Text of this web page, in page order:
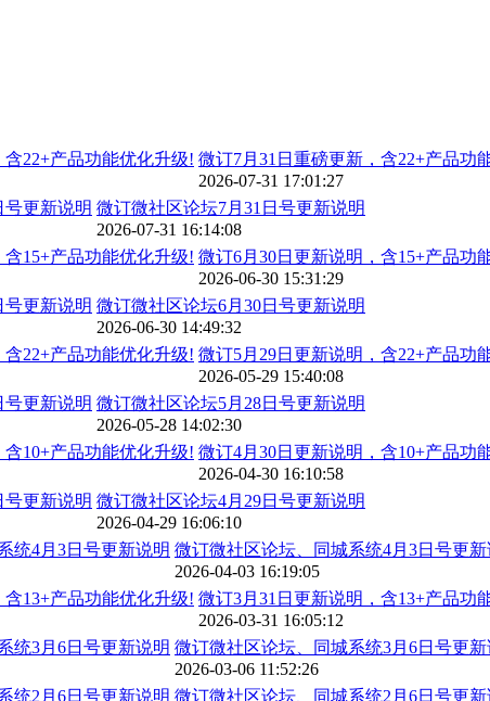
微订7月31日重磅更新，含22+产品功
2026-07-31 17:01:27
微订微社区论坛7月31日号更新说明
2026-07-31 16:14:08
微订6月30日更新说明，含15+产品功
2026-06-30 15:31:29
微订微社区论坛6月30日号更新说明
2026-06-30 14:49:32
微订5月29日更新说明，含22+产品功
2026-05-29 15:40:08
微订微社区论坛5月28日号更新说明
2026-05-28 14:02:30
微订4月30日更新说明，含10+产品功
2026-04-30 16:10:58
微订微社区论坛4月29日号更新说明
2026-04-29 16:06:10
微订微社区论坛、同城系统4月3日号更新
2026-04-03 16:19:05
微订3月31日更新说明，含13+产品功
2026-03-31 16:05:12
微订微社区论坛、同城系统3月6日号更新
2026-03-06 11:52:26
微订微社区论坛、同城系统2月6日号更新